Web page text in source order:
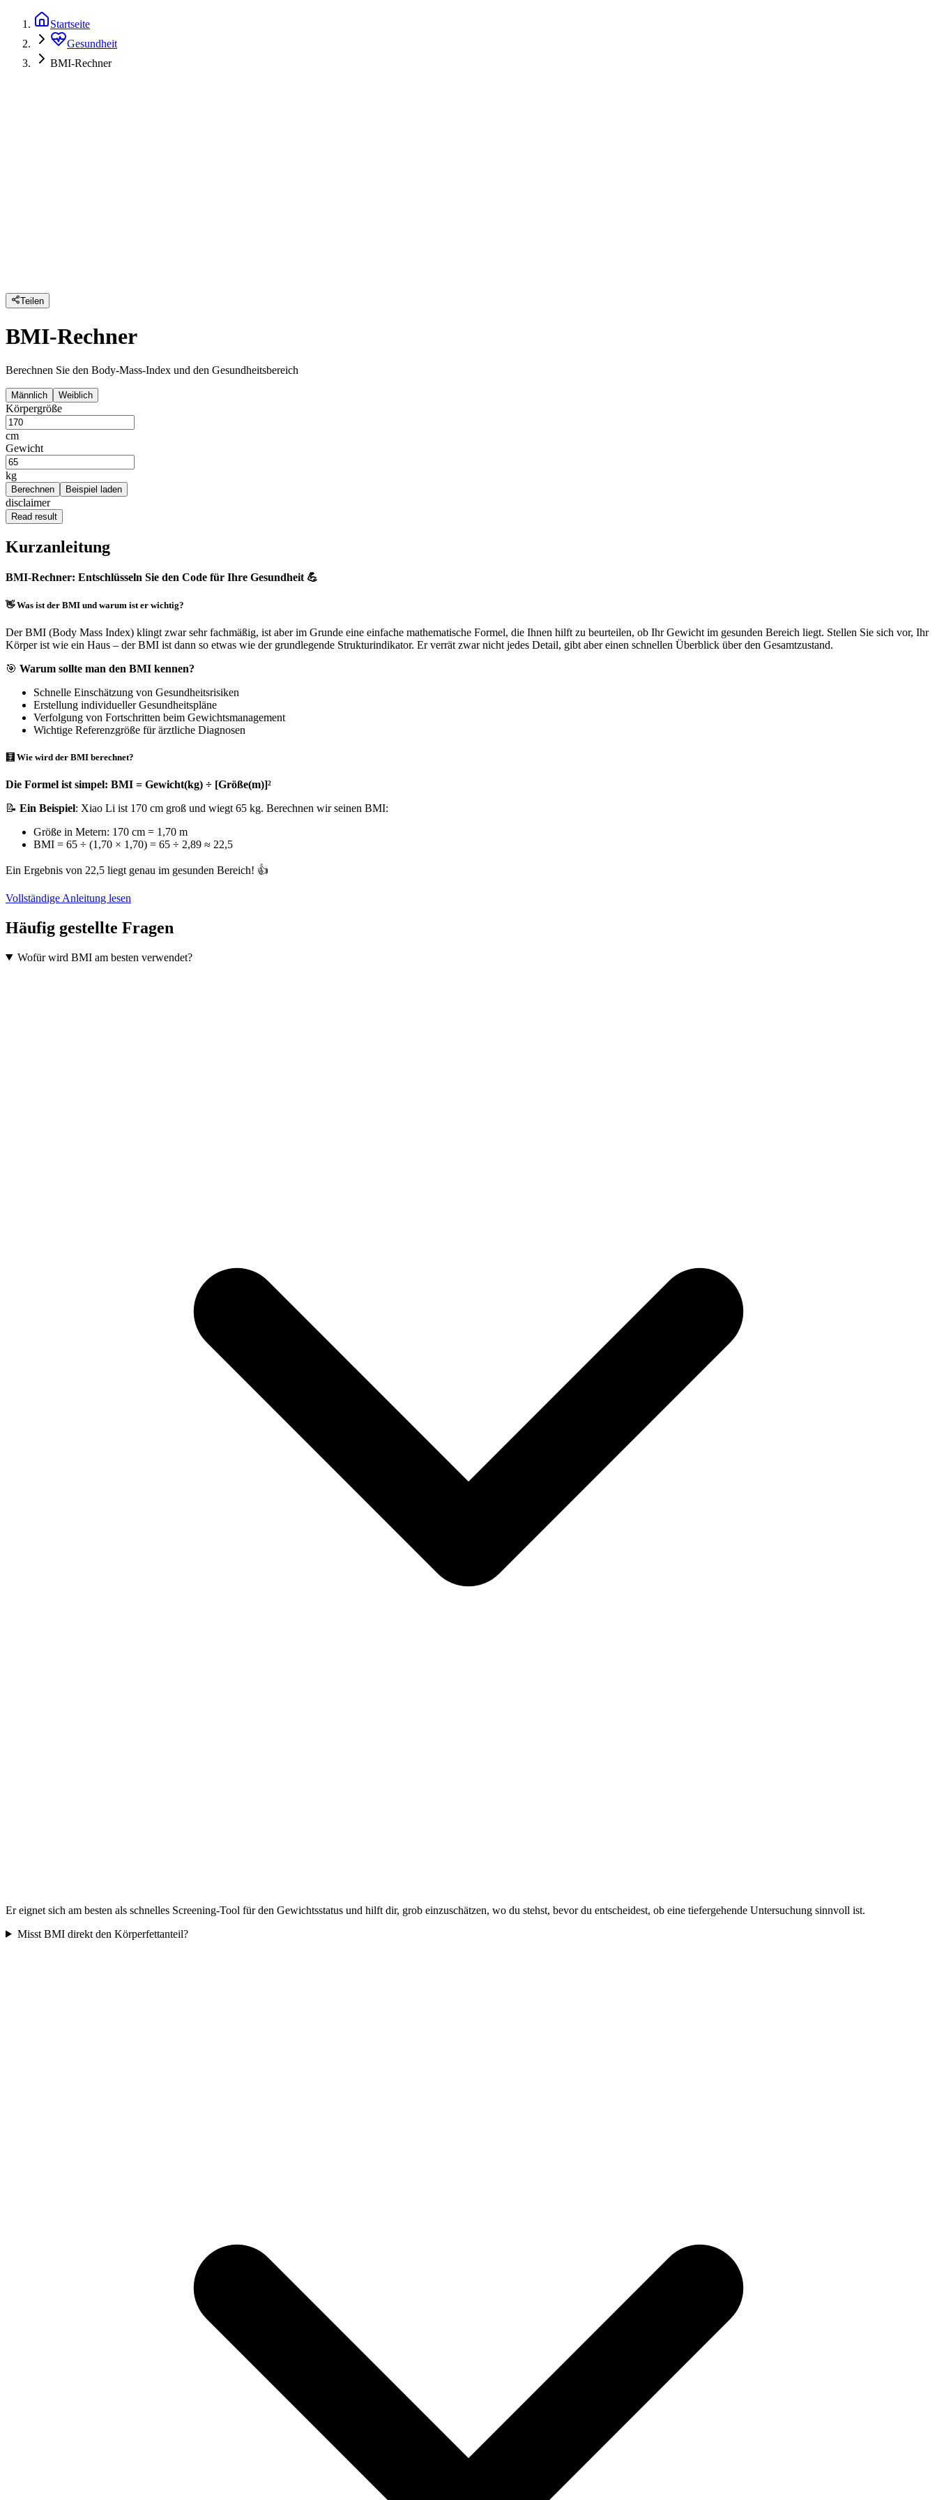
Startseite
Gesundheit
BMI-Rechner
Teilen
BMI-Rechner
Berechnen Sie den Body-Mass-Index und den Gesundheitsbereich
Männlich Weiblich
Körpergröße
cm
Gewicht
kg
Berechnen Beispiel laden
disclaimer
Read result
Kurzanleitung
BMI-Rechner: Entschlüsseln Sie den Code für Ihre Gesundheit 💪
👋 Was ist der BMI und warum ist er wichtig?
Der BMI (Body Mass Index) klingt zwar sehr fachmäßig, ist aber im Grunde eine einfache mathematische Formel, die Ihnen hilft zu beurteilen, ob Ihr Gewicht im gesunden Bereich liegt. Stellen Sie sich vor, Ihr
Körper ist wie ein Haus – der BMI ist dann so etwas wie der grundlegende Strukturindikator. Er verrät zwar nicht jedes Detail, gibt aber einen schnellen Überblick über den Gesamtzustand.
🎯 Warum sollte man den BMI kennen?
Schnelle Einschätzung von Gesundheitsrisiken
Erstellung individueller Gesundheitspläne
Verfolgung von Fortschritten beim Gewichtsmanagement
Wichtige Referenzgröße für ärztliche Diagnosen
🧮 Wie wird der BMI berechnet?
Die Formel ist simpel: BMI = Gewicht(kg) ÷ [Größe(m)]²
📝 Ein Beispiel: Xiao Li ist 170 cm groß und wiegt 65 kg. Berechnen wir seinen BMI:
Größe in Metern: 170 cm = 1,70 m
BMI = 65 ÷ (1,70 × 1,70) = 65 ÷ 2,89 ≈ 22,5
Ein Ergebnis von 22,5 liegt genau im gesunden Bereich! 👍
Vollständige Anleitung lesen
Häufig gestellte Fragen
Wofür wird BMI am besten verwendet?
Er eignet sich am besten als schnelles Screening-Tool für den Gewichtsstatus und hilft dir, grob einzuschätzen, wo du stehst, bevor du entscheidest, ob eine tiefergehende Untersuchung sinnvoll ist.
Misst BMI direkt den Körperfettanteil?